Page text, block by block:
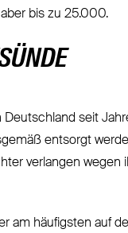
bis zu 25.000.
Deutschland seit
entsorgt
verlangen
am häufigsten auf